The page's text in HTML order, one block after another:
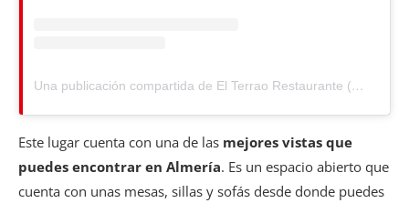
Una publicación compartida de El Terrao Restaurante (@el_terrao)
Este lugar cuenta con una de las mejores vistas que
puedes encontrar en Almería. Es un espacio abierto que
cuenta con unas mesas, sillas y sofás desde donde puedes